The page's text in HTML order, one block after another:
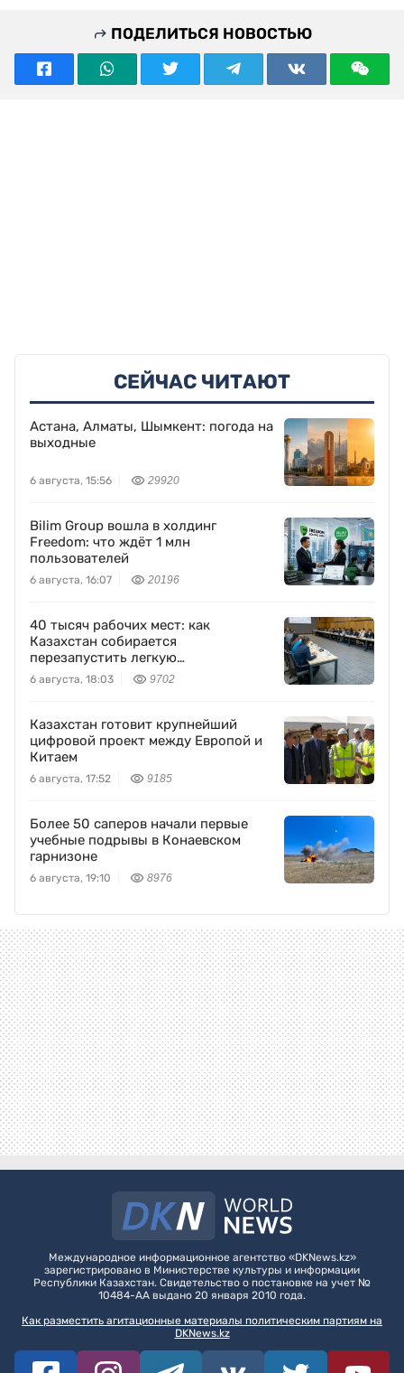
ПОДЕЛИТЬСЯ НОВОСТЬЮ
СЕЙЧАС ЧИТАЮТ
Астана, Алматы, Шымкент: погода на
выходные
6 августа, 15:56 29920
Bilim Group вошла в холдинг
Freedom: что ждёт 1 млн
пользователей
6 августа, 16:07 20196
40 тысяч рабочих мест: как
Казахстан собирается
перезапустить легкую
промышленность
6 августа, 18:03 9702
Казахстан готовит крупнейший
цифровой проект между Европой и
Китаем
6 августа, 17:52 9185
Более 50 саперов начали первые
учебные подрывы в Конаевском
гарнизоне
6 августа, 19:10 8976
Международное информационное агентство «DKNews.kz»
зарегистрировано в Министерстве культуры и информации
Республики Казахстан. Свидетельство о постановке на учет №
10484-АА выдано 20 января 2010 года.
Как разместить агитационные материалы политическим партиям на
DKNews.kz